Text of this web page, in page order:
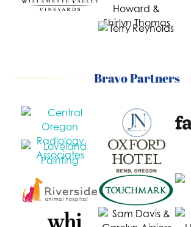
Bravo Partners